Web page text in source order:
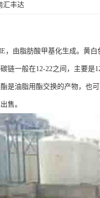
汇丰达
，由脂肪酸甲基化生成。黄
链一般在12-22之间，主要
是油脂用酯交换的产物，也
售。